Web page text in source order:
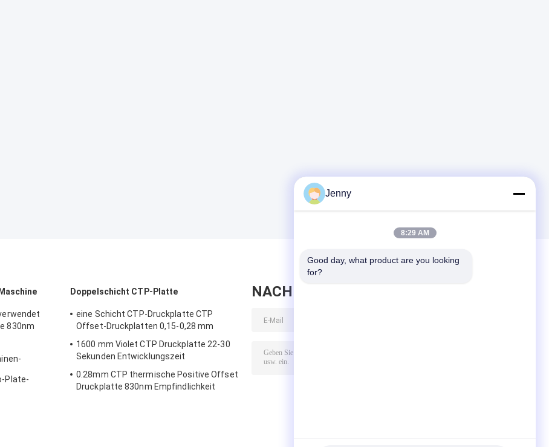
830nm
Plate-
Doppelschicht CTP-Platte
eine Schicht CTP-Druckplatte CTP
Offset-Druckplatten 0,15-0,28 mm
1600 mm Violet CTP Druckplatte 22-30
Sekunden Entwicklungszeit
0.28mm CTP thermische Positive Offset
Druckplatte 830nm Empfindlichkeit
NACHRICHT HINTERLASSEN
Jenny
8:29 AM
Good day, what product are you looking
for?